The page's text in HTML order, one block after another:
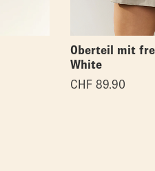
Oberteil mit
White
CHF 89.90